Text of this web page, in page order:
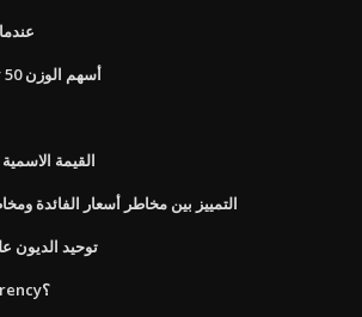
مؤشر nse الوزن - nifty 50 أسهم الوزن
القيمة
التمييز بين مخاطر أسعار الفائدة
توحيد الديون
ما هي تجارة cryptocurrency؟